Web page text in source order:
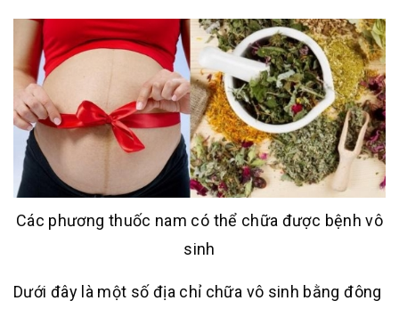
Các phương thuốc nam có thể chữa được bệnh vô
sinh
Dưới đây là một số địa chỉ chữa vô sinh bằng đông